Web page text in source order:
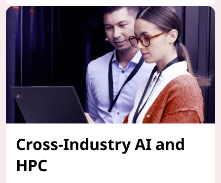
Cross-Industry AI and
HPC